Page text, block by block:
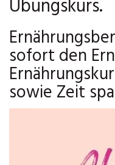
Übungskurs.
sofort den
sowie Zeit